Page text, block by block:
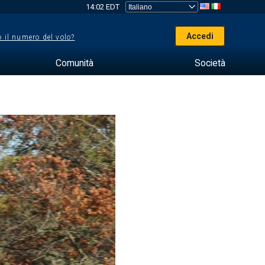
14:02 EDT
il numero del volo? Accedi
Comunità Società